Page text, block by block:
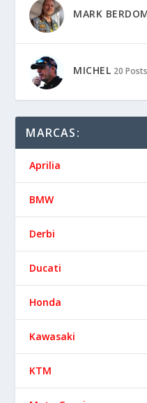
Aprilia
BMW
Derbi
Ducati
Honda
Kawasaki
KTM
Moto Guzzi
Suzuki
Vespa
Yamaha